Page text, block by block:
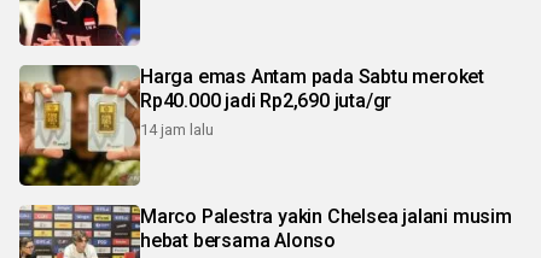
Harga emas Antam pada Sabtu meroket
Rp40.000 jadi Rp2,690 juta/gr
14 jam lalu
Marco Palestra yakin Chelsea jalani musim
hebat bersama Alonso